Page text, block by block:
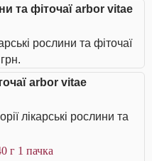
та фіточаї arbor vitae
рослини та фіточаї
arbor vitae
лікарські рослини та
г 1 пачка